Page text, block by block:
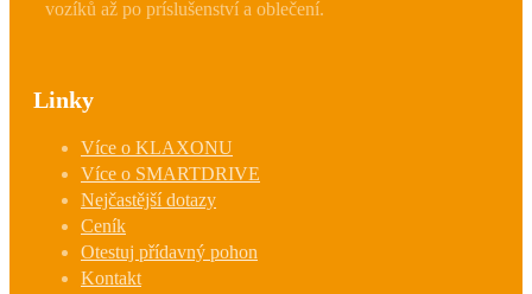
vozíků až po príslušenství a oblečení.
Linky
Více o KLAXONU
Více o SMARTDRIVE
Nejčastější dotazy
Ceník
Otestuj přídavný pohon
Kontakt